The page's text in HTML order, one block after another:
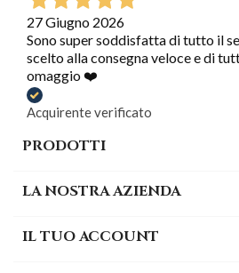
27 Giugno 2026
Sono super soddisfatta di tutto il
scelto alla consegna veloce e di
omaggio ❤️
Acquirente verificato
PRODOTTI
LA NOSTRA AZIENDA
IL TUO ACCOUNT